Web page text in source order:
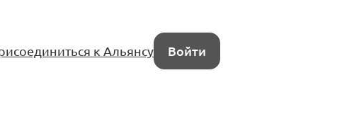
к Альянсу Войти